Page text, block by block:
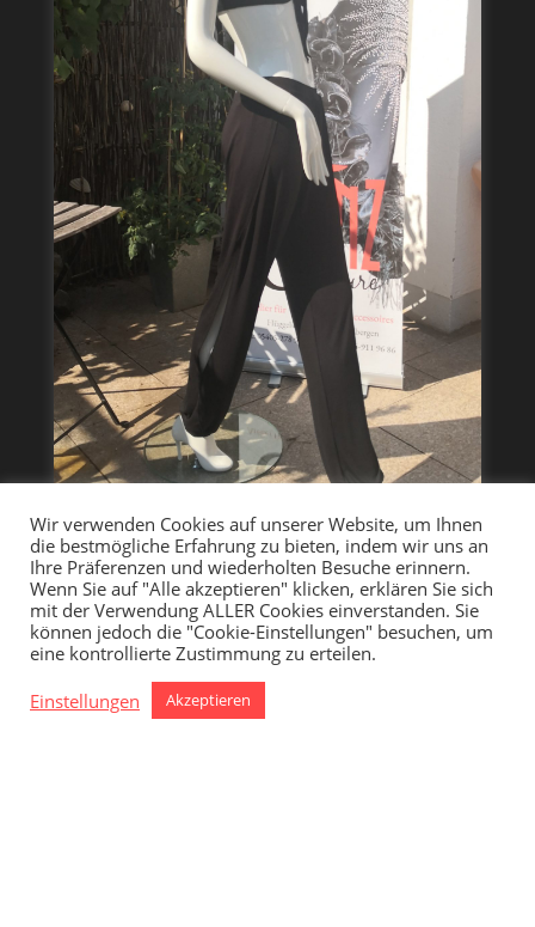
Wir verwenden Cookies auf unserer Website, um Ihnen
die bestmögliche Erfahrung zu bieten, indem wir uns an
Ihre Präferenzen und wiederholten Besuche erinnern.
Wenn Sie auf "Alle akzeptieren" klicken, erklären Sie sich
mit der Verwendung ALLER Cookies einverstanden. Sie
können jedoch die "Cookie-Einstellungen" besuchen, um
eine kontrollierte Zustimmung zu erteilen.
Einstellungen
Akzeptieren